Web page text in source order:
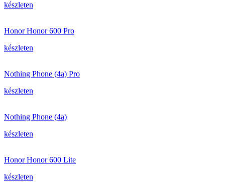
készleten
Honor Honor 600 Pro
készleten
Nothing Phone (4a) Pro
készleten
Nothing Phone (4a)
készleten
Honor Honor 600 Lite
készleten